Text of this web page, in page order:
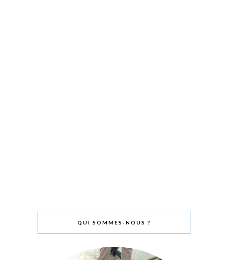
QUI SOMMES-NOUS ?